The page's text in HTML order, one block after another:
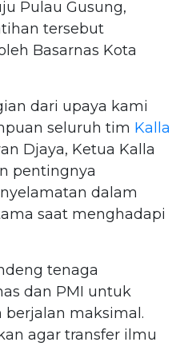
Pulau Gusung,
tersebut
Basarnas Kota
dari upaya kami
seluruh tim Kalla
Djaya, Ketua Kalla
pentingnya
dalam
saat menghadapi
tenaga
dan PMI untuk
maksimal.
agar transfer ilmu